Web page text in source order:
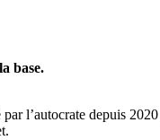
base.
l’autocrate depuis